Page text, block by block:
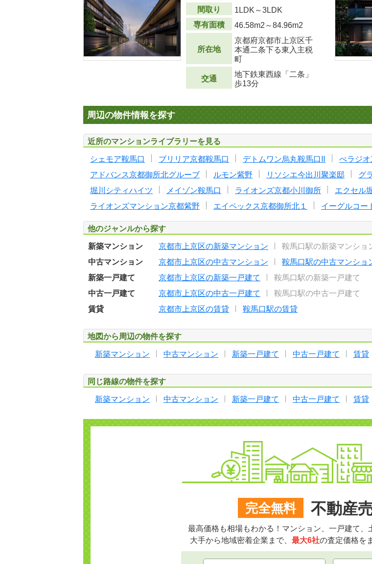
間取り
1LDK～3LDK
専有面積
46.58m2 ～84.96m2
所在地
京都府京都市上京区千
本通二条下る東入主税
町
交通
地下鉄東西線「二条」
歩13分
周辺の物件情報を探す
近所のマンションライブラリーを見る
シェモア鞍馬口 ブリリア京都鞍馬口 デトムワン烏丸鞍馬口Ⅱ べラジ
アドバンス京都御所北グルーブ
ルモン紫野 リソシエ今出川聚楽邸 グ
堀川シティハイツ
メイゾン鞍馬口 ライオンズ京都小川御所 エクセル堀
ライオンズマンション京都紫野
エイペックス京都御所北１ イーグルコー
他のジャンルから探す
新築マンション 京都市上京区の新築マンション
鞍馬口駅の新築マンショ
中古マンション
京都市上京区の中古マンション
鞍馬口駅の中古マンショ
新築一戸建て
京都市上京区の新築一戸建て
鞍馬口駅の新築一戸建て
中古一戸建て
京都市上京区の中古一戸建て
鞍馬口駅の中古一戸建て
賃貸
京都市上京区の賃貸 鞍馬口駅の賃貸
地図から周辺の物件を探す
新築マンション 中古マンション 新築一戸建て 中古一戸建て 賃貸
同じ路線の物件を探す
新築マンション 中古マンション 新築一戸建て 中古一戸建て 賃貸
完全無料 不動産
最高価格も相場もわかる！マンション、一戸建て、
大手から地域密着企業まで、 最大6社の査定価格を